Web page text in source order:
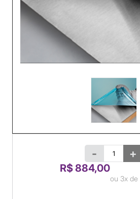
- +
R$ 884,00
ou 3x de